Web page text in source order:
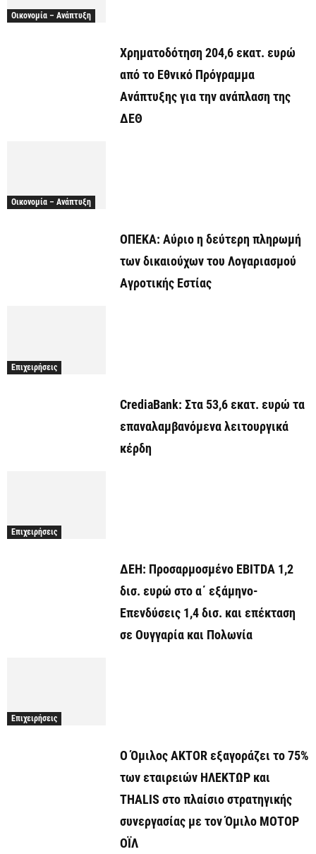
Οικονομία – Ανάπτυξη
Χρηματοδότηση 204,6 εκατ. ευρώ
από το Εθνικό Πρόγραμμα
Ανάπτυξης για την ανάπλαση της
ΔΕΘ
Οικονομία – Ανάπτυξη
ΟΠΕΚΑ: Αύριο η δεύτερη πληρωμή
των δικαιούχων του Λογαριασμού
Αγροτικής Εστίας
Επιχειρήσεις
CrediaBank: Στα 53,6 εκατ. ευρώ τα
επαναλαμβανόμενα λειτουργικά
κέρδη
Επιχειρήσεις
ΔΕΗ: Προσαρμοσμένο EBITDA 1,2
δισ. ευρώ στο α΄ εξάμηνο-
Επενδύσεις 1,4 δισ. και επέκταση
σε Ουγγαρία και Πολωνία
Επιχειρήσεις
Ο Όμιλος AKTOR εξαγοράζει το 75%
των εταιρειών ΗΛΕΚΤΩΡ και
THALIS στο πλαίσιο στρατηγικής
συνεργασίας με τον Όμιλο ΜΟΤΟΡ
ΟΪΛ